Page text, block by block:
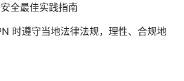
全最佳实践指南
时遵守当地法律法规，理性、合规地